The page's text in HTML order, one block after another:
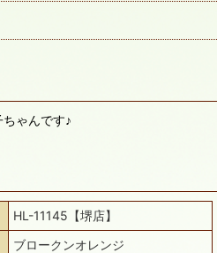
ゃんです♪
HL-11145【堺店】
ブロークンオレンジ